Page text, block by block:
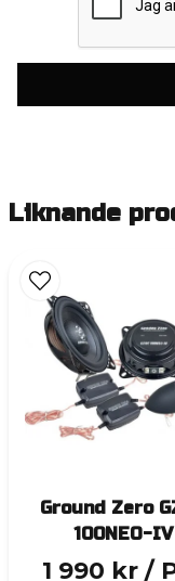
Liknande
Ground Zero
100NEO-IV
1 990 kr /